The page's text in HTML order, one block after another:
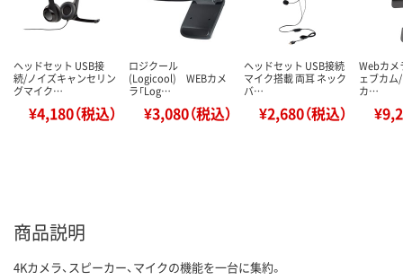
ヘッドセット USB接
続/ノイズキャンセリン
グマイク…
¥4,180（税込）
ロジクール
(Logicool) WEBカメ
ラ「Log…
¥3,080（税込）
ヘッドセット USB接続
マイク搭載 両耳 ネック
バ…
¥2,680（税込）
Webカメ
ェブカム
カ…
商品説明
4Kカメラ、スピーカー、マイクの機能を一台に集約。